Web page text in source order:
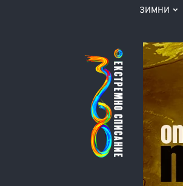
ЗИМНИ
Списание
360°